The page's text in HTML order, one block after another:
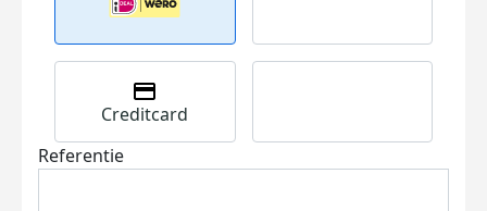
Creditcard
Referentie